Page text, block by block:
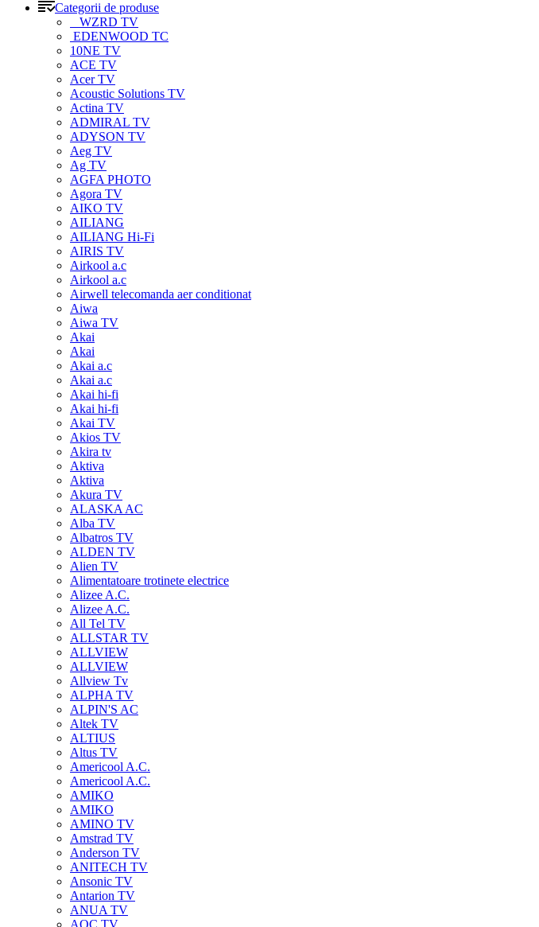
Categorii de produse
WZRD TV
EDENWOOD TC
10NE TV
ACE TV
Acer TV
Acoustic Solutions TV
Actina TV
ADMIRAL TV
ADYSON TV
Aeg TV
Ag TV
AGFA PHOTO
Agora TV
AIKO TV
AILIANG
AILIANG Hi-Fi
AIRIS TV
Airkool a.c
Airkool a.c
Airwell telecomanda aer conditionat
Aiwa
Aiwa TV
Akai
Akai
Akai a.c
Akai a.c
Akai hi-fi
Akai hi-fi
Akai TV
Akios TV
Akira tv
Aktiva
Aktiva
Akura TV
ALASKA AC
Alba TV
Albatros TV
ALDEN TV
Alien TV
Alimentatoare trotinete electrice
Alizee A.C.
Alizee A.C.
All Tel TV
ALLSTAR TV
ALLVIEW
ALLVIEW
Allview Tv
ALPHA TV
ALPIN'S AC
Altek TV
ALTIUS
Altus TV
Americool A.C.
Americool A.C.
AMIKO
AMIKO
AMINO TV
Amstrad TV
Anderson TV
ANITECH TV
Ansonic TV
Antarion TV
ANUA TV
AOC TV